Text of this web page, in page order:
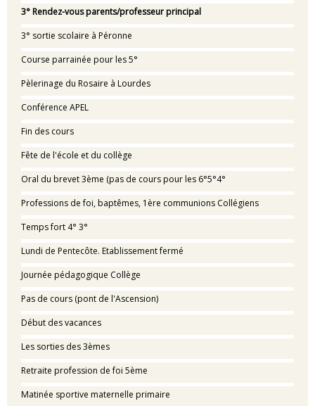
3° Rendez-vous parents/professeur principal
3° sortie scolaire à Péronne
Course parrainée pour les 5°
Pèlerinage du Rosaire à Lourdes
Conférence APEL
Fin des cours
Fête de l'école et du collège
Oral du brevet 3ème (pas de cours pour les 6°5°4°
Professions de foi, baptêmes, 1ère communions Collégiens
Temps fort 4° 3°
Lundi de Pentecôte. Etablissement fermé
Journée pédagogique Collège
Pas de cours (pont de l'Ascension)
Début des vacances
Les sorties des 3èmes
Retraite profession de foi 5ème
Matinée sportive maternelle primaire